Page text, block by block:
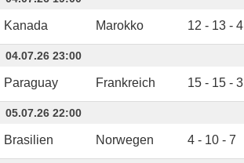
Kanada Marokko 12 - 13 - 4
04.07.26 23:00
Paraguay Frankreich 15 - 15 - 3
05.07.26 22:00
Brasilien Norwegen 4 - 10 - 7